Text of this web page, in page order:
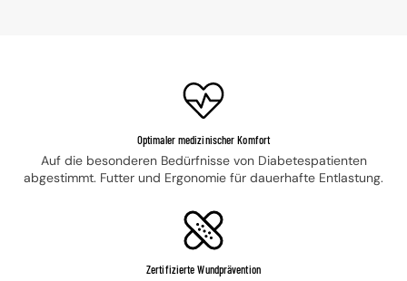
Optimaler medizinischer Komfort
Auf die besonderen Bedürfnisse von Diabetespatienten
abgestimmt. Futter und Ergonomie für dauerhafte Entlastung.
Zertifizierte Wundprävention